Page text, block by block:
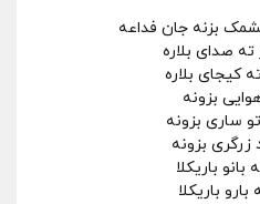
بزنه جان فداعه
صدای بلاره
کیجای بلاره
بزونه
ساری بزونه
زرگری بزونه
بانو باریکلا
باریکلا